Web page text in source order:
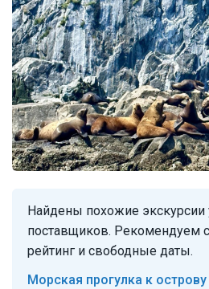
Найдены похожие экскурсии
поставщиков. Рекомендуем
рейтинг и свободные даты.
Морская прогулка к